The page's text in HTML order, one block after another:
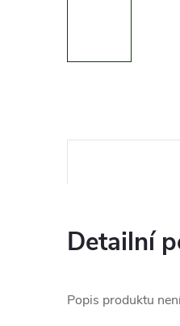
Detailní
Popis produktu